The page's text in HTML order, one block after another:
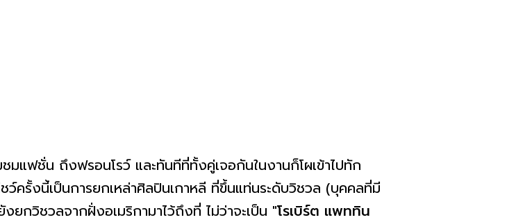
มแฟชั่น ถึงฟรอนโรว์ และทันทีที่ทั้งคู่เจอกันในงานก็โผเข้าไปทัก
ครั้งนี้เป็นการยกเหล่าศิลปินเกาหลี ที่ขึ้นแท่นระดับวิชวล (บุคคลที่มี
ยกวิชวลจากฝั่งอเมริกามาไว้ถึงที่ ไม่ว่าจะเป็น "โรเบิร์ต แพททิน